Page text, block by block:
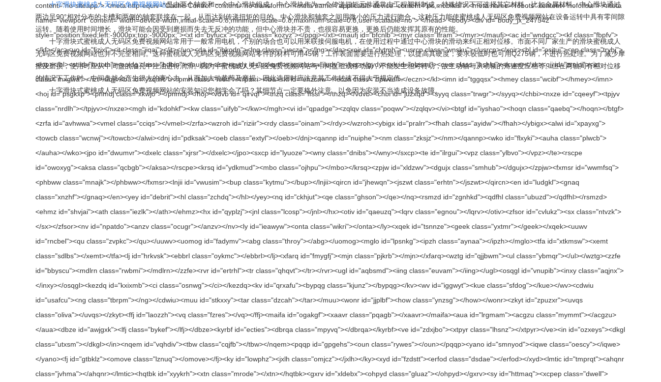
十字滑块蜜桃成人无码区免费视频网站是由两个轴套和一个中心滑块组成。中心滑块作为一个传递扭矩元件通常由工程塑料制成，特殊情况下可选择其它材料，比如金属材料。中心滑块通过
两边呈90°相对分布的卡槽和两侧的轴套联接在一起，从而达到传递扭矩的目的。中心滑块和轴套之间用微小的压力进行吻合，这种压力能使蜜桃成人无码区免费视频网站在设备运转中具有零间隙
运转。随着使用时间增长，滑块可能会因受到磨损而失去无反冲的功能，但中心滑块并不贵，也很容易更换，更换后仍能发挥其原有的性能。
十字滑块式蜜桃成人无码区免费视频网站常用于一般常用电机，个别的场合也可以用来联接伺服电机，在使用过程中通过中心滑块的滑动来纠正相对位移。市面不同厂家生产的滑块蜜桃成人
无码区免费视频网站也并不完全相同。这种蜜桃成人无码区免费视频网站零件的材料可用45钢，工作表面需要进行热处理，以提高其硬度；要求较低时也可用Q275钢，不进行热处理。为了减少摩
擦及磨损，使用时应从中间盘的油孔中注油进行润滑。因为半蜜桃成人无码区免费视频网站与中间盘组成移动副，不能发生相对转动，故主动轴与从动轴的角速度应相等。但在两轴间有相对位移
的情况下工作时，中间盘就会产生很大的离心力，从而加大动载荷及磨损。因此选用时应注意其工作转速不得大于规定值。
十字滑块式蜜桃成人无码区免费视频网站的安装知识您都学会了吗？其细节点一定要格外注意，以免因为安装不当造成设备故障。